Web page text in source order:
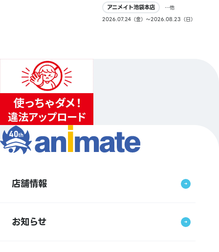
アニメイト池袋本店
…他
2026.07.24（金）〜2026.08.23（日）
店舗情報
お知らせ